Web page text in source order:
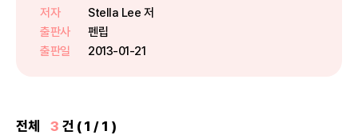
징 Characteristics1. 10일만에
기본expre...
저자
Stella Lee 저
출판사
펜립
출판일
2013-01-21
전체 3 건 ( 1 / 1 )